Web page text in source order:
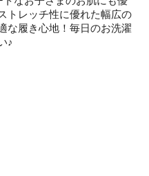
トレッチ性に優れた幅広の
な履き心地！毎日のお洗濯
♪